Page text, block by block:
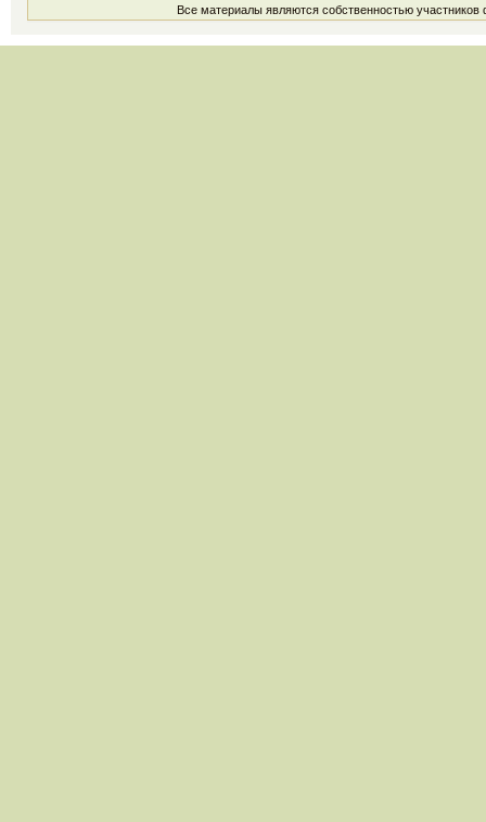
Все материалы являются собственностью